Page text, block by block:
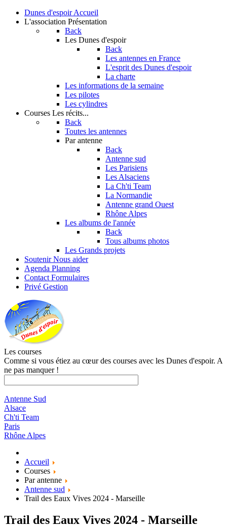
Dunes d'espoir Accueil
L'association Présentation
Back
Les Dunes d'espoir
Back
Les antennes en France
L'esprit des Dunes d'espoir
La charte
Les informations de la semaine
Les pilotes
Les cylindres
Courses Les récits...
Back
Toutes les antennes
Par antenne
Back
Antenne sud
Les Parisiens
Les Alsaciens
La Ch'ti Team
La Normandie
Antenne grand Ouest
Rhône Alpes
Les albums de l'année
Back
Tous albums photos
Les Grands projets
Soutenir Nous aider
Agenda Planning
Contact Formulaires
Privé Gestion
Les courses
Comme si vous étiez au cœur des courses avec les Dunes d'espoir. A
ne pas manquer !
Antenne Sud
Alsace
Ch'ti Team
Paris
Rhône Alpes
Accueil
Courses
Par antenne
Antenne sud
Trail des Eaux Vives 2024 - Marseille
Trail des Eaux Vives 2024 - Marseille